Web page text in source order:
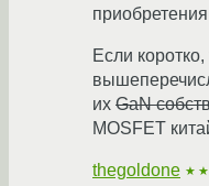
Если
их GaN
MOSFET
thegoldone